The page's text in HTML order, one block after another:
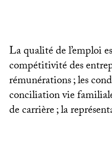
La qualité de l’emploi
compétitivité des
rémunérations; les
conciliation vie
de carrière; la